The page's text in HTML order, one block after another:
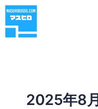
内
を
2025年8月